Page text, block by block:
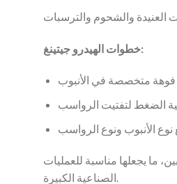
خطوات الهيدرو جيتينغ:
ما يجعلها مناسبة للعمليات
الصناعية الكبيرة.